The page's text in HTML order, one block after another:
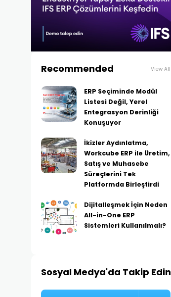
Recommended View All
ERP Seçiminde Modül
Listesi Değil, Yerel
Entegrasyon Derinliği
Konuşuyor
İkizler Aydınlatma,
Workcube ERP ile Üretim,
Satış ve Muhasebe
Süreçlerini Tek
Platformda Birleştirdi
Dijitalleşmek İçin Neden
All-in-One ERP
Sistemleri Kullanılmalı?
Sosyal Medya'da Takip Edin